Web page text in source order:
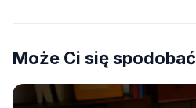
Może Ci się spodobać